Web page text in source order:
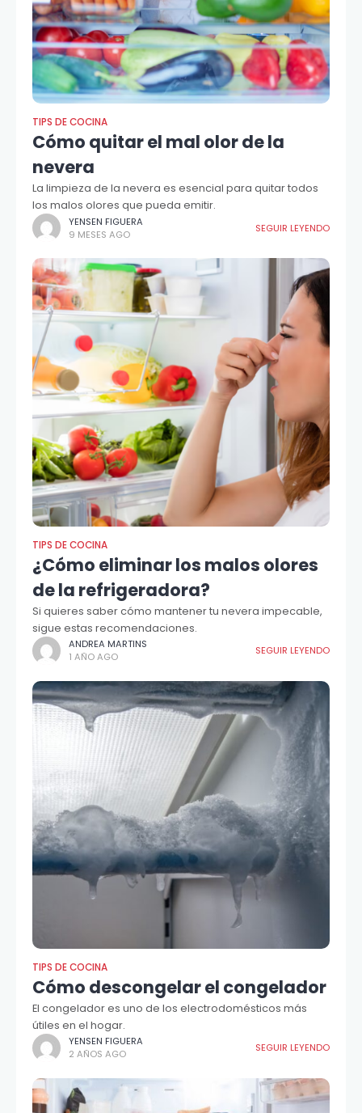
TIPS DE COCINA
Cómo quitar el mal olor de la
nevera
La limpieza de la nevera es esencial para quitar todos
los malos olores que pueda emitir.
YENSEN FIGUERA
9 MESES AGO
SEGUIR LEYENDO
TIPS DE COCINA
¿Cómo eliminar los malos olores
de la refrigeradora?
Si quieres saber cómo mantener tu nevera impecable,
sigue estas recomendaciones.
ANDREA MARTINS
1 AÑO AGO
SEGUIR LEYENDO
TIPS DE COCINA
Cómo descongelar el congelador
El congelador es uno de los electrodomésticos más
útiles en el hogar.
YENSEN FIGUERA
2 AÑOS AGO
SEGUIR LEYENDO